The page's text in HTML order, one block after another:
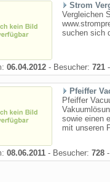
Strom
Vergleichen
suchen sich
06.04.2012 - Besucher: 721
Pfeiffer
Pfeiffer
sowie einen
mit unseren
08.06.2011 - Besucher: 728